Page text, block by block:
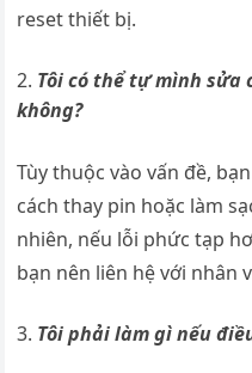
reset thiết bị.
Tôi có thể tự mình sửa
không?
Tùy thuộc vào vấn đề,
cách thay pin hoặc làm
nhiên, nếu lỗi phức tạp
bạn nên liên hệ với nhân
Tôi phải làm gì nếu